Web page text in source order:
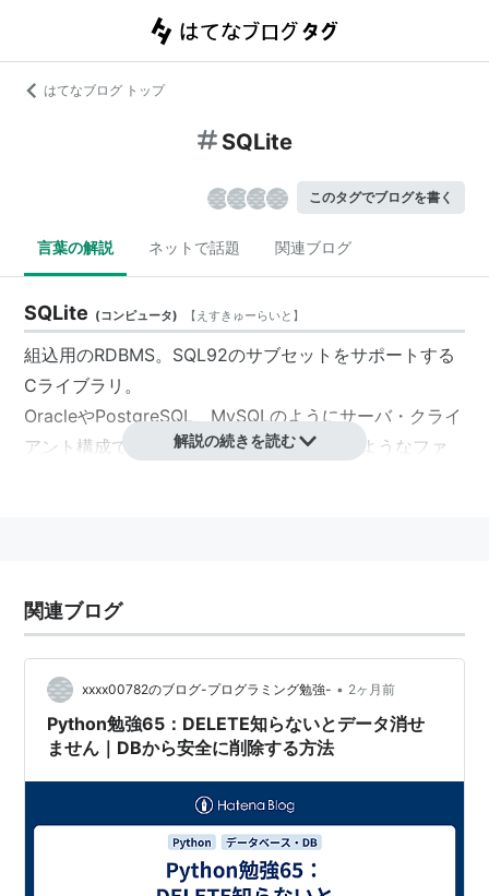
はてなブログ トップ
SQLite
このタグでブログを書く
言葉の解説 ネットで話題 関連ブログ
SQLite (コンピュータ) 【 えすきゅーらいと 】
組込用のRDBMS。SQL92のサブセットをサポートする
Cライブラリ。
OracleやPostgreSQL、MySQLのようにサーバ・クライ
アント構成ではなく、Microsoft Accessのようなファ
いため一般ユーザー（管理者ではなく）からでも導入で
きる場合が多い。
SQLiteへのバインディングはPHPのバージョン5から標
準で組み込まれており、pythonではバージョン2.5から
標準、perlでもDBD::SQLiteをCPANより導入すること
で使用できる。
SQL92サポート（いくつかサポートしていないもの
もあります）
データベース（複数のテーブルやインデックスを含
む）は、単一のファイルに格納
解説の続きを読む
関連ブログ
xxxx00782のブログ-プログラミング勉強- • 2ヶ月前
Python勉強65：DELETE知らないとデータ消せ
ません｜DBから安全に削除する方法